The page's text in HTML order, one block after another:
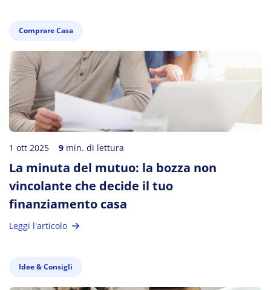
Comprare Casa
1 ott 2025 9 min. di lettura
La minuta del mutuo: la bozza non
vincolante che decide il tuo
finanziamento casa
Leggi l'articolo
Idee & Consigli